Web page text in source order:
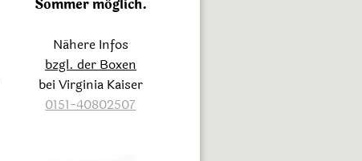
Sommer möglich.
Nähere Infos
bzgl. der Boxen
bei Virginia Kaiser
0151-40802507